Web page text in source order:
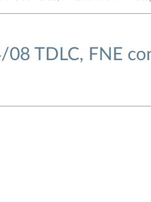
08 TDLC, FNE